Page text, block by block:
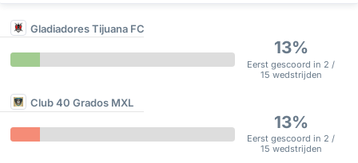
Gladiadores Tijuana FC
13%
Eerst gescoord in 2 /
15 wedstrijden
Club 40 Grados MXL
13%
Eerst gescoord in 2 /
15 wedstrijden